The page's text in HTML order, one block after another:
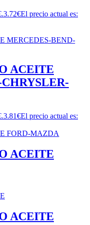
3.72€El precio actual es:
ACEITE
3.81€El precio actual es:
ACEITE
ACEITE